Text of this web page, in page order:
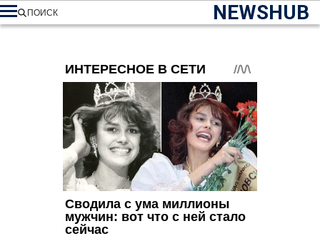
NEWSHUB
ПОИСК